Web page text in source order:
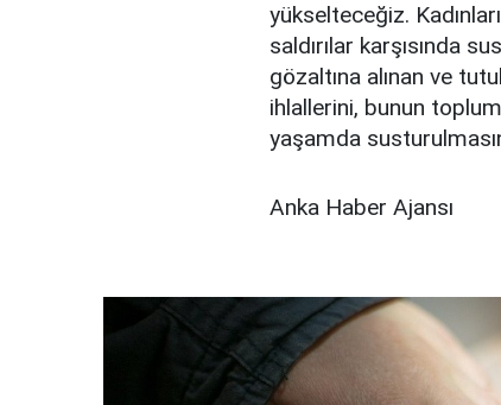
yükselteceğiz.
saldırılar karşısında
gözaltına alınan ve
ihlallerini, bunun
yaşamda
Anka Haber Ajansı